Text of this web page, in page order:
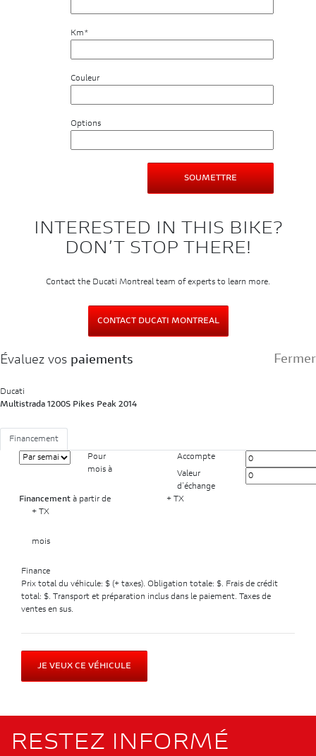
Km*
Couleur
Options
INTERESTED IN THIS BIKE?
DON’T STOP THERE!
Contact the Ducati Montreal team of experts to learn more.
CONTACT DUCATI MONTREAL
Fermer
Évaluez vos paiements
Ducati
Multistrada 1200S Pikes Peak 2014
Financement
Pour
mois à
Accompte
Valeur
d'échange
Financement à partir de
+ TX
+ TX
mois
Finance
Prix total du véhicule: $ (+ taxes). Obligation totale: $. Frais de crédit
total: $. Transport et préparation inclus dans le paiement. Taxes de
ventes en sus.
JE VEUX CE VÉHICULE
RESTEZ INFORMÉ